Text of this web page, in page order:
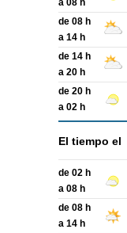
a 08 h
de 08 h
a 14 h
de 14 h
a 20 h
de 20 h
a 02 h
El tiempo el
de 02 h
a 08 h
de 08 h
a 14 h